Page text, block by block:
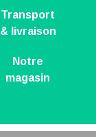
Transport
& livraison
Notre
magasin